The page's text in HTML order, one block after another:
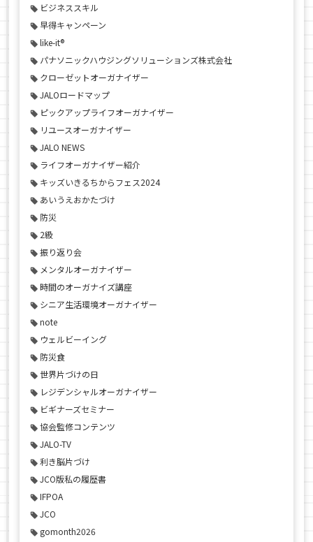
ビジネススキル
早得キャンペーン
like-it®
パナソニックハウジングソリューションズ株式会社
クローゼットオーガナイザー
JALOロードマップ
ピックアップライフオーガナイザー
リユースオーガナイザー
JALO NEWS
ライフオーガナイザー紹介
キッズいきるちからフェス2024
あいうえおかたづけ
防災
2級
振り返り会
メンタルオーガナイザー
時間のオーガナイズ講座
シニア生活環境オーガナイザー
note
ウェルビーイング
防災食
世界片づけの日
レジデンシャルオーガナイザー
ビギナーズセミナー
協会監修コンテンツ
JALO-TV
利き脳片づけ
JCO版私の履歴書
IFPOA
JCO
gomonth2026